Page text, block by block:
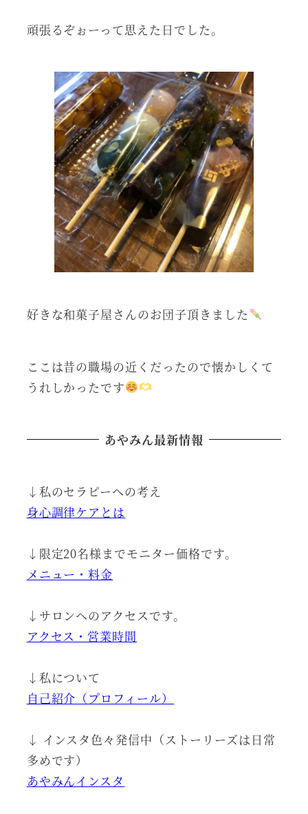
頑張るぞぉーって思えた日でした。
好きな和菓子屋さんのお団子頂きました
ここは昔の職場の近くだったので懐かしくて
うれしかったです
あやみん最新情報
↓私のセラピーへの考え
身心調律ケアとは
↓限定20名様までモニター価格です。
メニュー・料金
↓サロンへのアクセスです。
アクセス・営業時間
↓私について
自己紹介（プロフィール）
↓ インスタ色々発信中（ストーリーズは日常
多めです）
あやみんインスタ